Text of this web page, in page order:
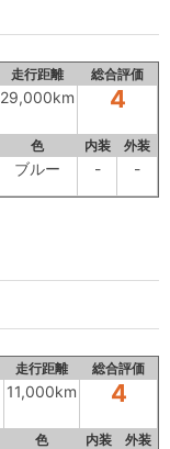
走行距離 総合評価
29,000km 4
色 内装 外装
ブルー - -
走行距離 総合評価
11,000km 4
色 内装 外装